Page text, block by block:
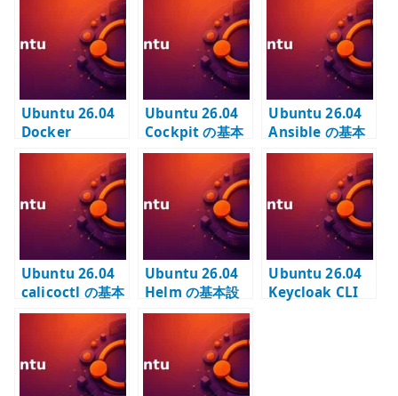
r
Ubuntu 26.04
Docker
Registry の基本
設定 – 内部コン
テナレジストリ
を用意する
Ubuntu 26.04
Cockpit の基本
設定 – Web UI
の管理入口を安
全に使う
Ubuntu 26.04
Ansible の基本
設定 – 構成管理
を実行する環境
Ubuntu 26.04
calicoctl の基本
設定 – Calico を
確認する管理
CLI を配置する
Ubuntu 26.04
Helm の基本設
定 –
Kubernetes ア
プリケーション
配備 CLI を固定
バージョンで管
Ubuntu 26.04
Keycloak CLI